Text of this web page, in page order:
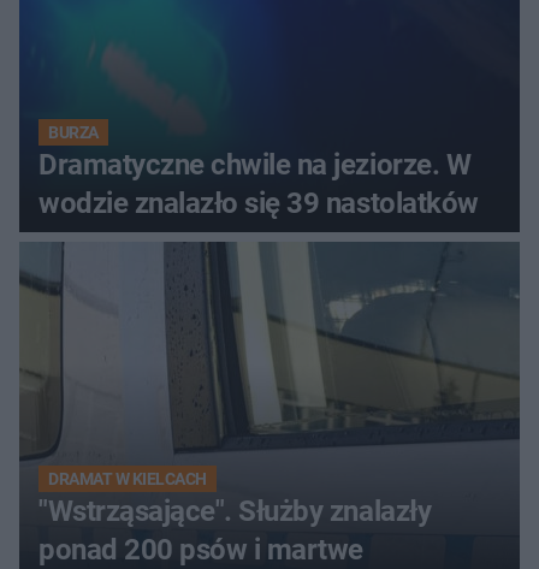
BURZA
Dramatyczne chwile na jeziorze. W
wodzie znalazło się 39 nastolatków
DRAMAT W KIELCACH
"Wstrząsające". Służby znalazły
ponad 200 psów i martwe